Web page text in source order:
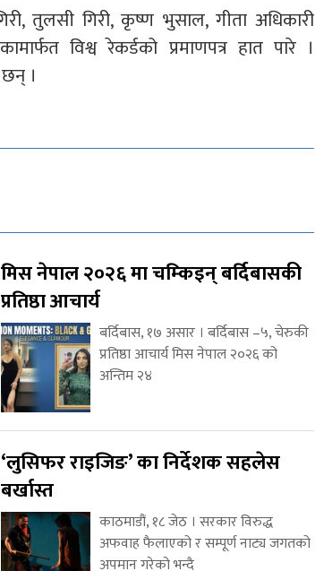
तुलसी गिरी, कृष्ण भुसाल, गीता अधिकारी
विश्व रेकर्डको प्रमाणपत्र हात पारे ।
।
मिस नेपाल २०२६ मा चम्किइन् बर्दिबासकी
प्रतिष्ठा आचार्य
बर्दिबास, १७ असार । बर्दिबास –५, चेरुकी
प्रतिष्ठा आचार्य मिस नेपाल २०२६ को
अन्तिम २४
‘लुसिफर राइजिङ’ का निर्देशक सहलेस
बर्खास्त
काठमाडौं, १८ जेठ । सरकार विरुद्ध
अफवाह फैलाएको र सम्पूर्ण नाट्य जगतको
अपमान गरेको भन्दै